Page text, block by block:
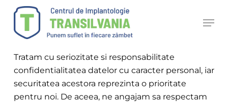
Skip
main
Politica de confidentialitate
1.INTRODUCERE
Tratam cu seriozitate si responsabilitate
confidentialitatea datelor cu caracter personal, iar
securitatea acestora reprezinta o prioritate
pentru noi. De aceea, ne angajam sa respectam